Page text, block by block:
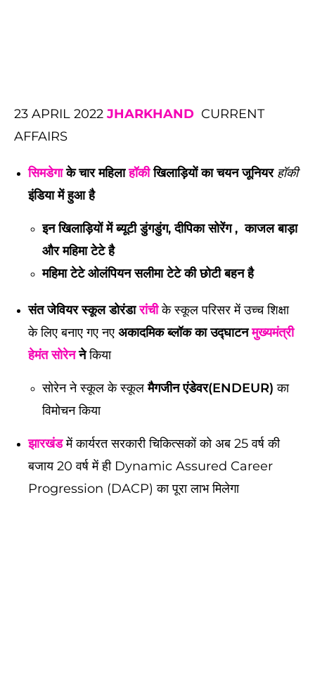
23 APRIL 2022 JHARKHAND CURRENT
AFFAIRS
सिमडेगाके चार महिलाहॉकीखिलाड़ियों का चयन जूनियर हॉकी
इंडिया में हुआ है
इन खिलाड़ियों में ब्यूटी डुंगडुंग, दीपिका सोरेंग , काजल बाड़ा
और महिमा टेटे है
महिमा टेटे ओलंपियन सलीमा टेटे की छोटी बहन है
संत जेवियर स्कूल डोरंडारांचीके स्कूल परिसर में उच्च शिक्षा
के लिए बनाए गए नए अकादमिक ब्लॉक का उद्घाटनमुख्यमंत्री
हेमंत सोरेननेकिया
सोरेन ने स्कूल के स्कूलमैगजीन एंडेवर(ENDEUR) का
विमोचन किया
झारखंडमें कार्यरत सरकारी चिकित्सकों को अब 25 वर्ष की
बजाय 20 वर्ष में ही Dynamic Assured Career
Progression (DACP) का पूरा लाभ मिलेगा